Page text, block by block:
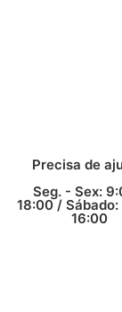
Precisa de
Seg. - Sex:
18:00 /
16:00